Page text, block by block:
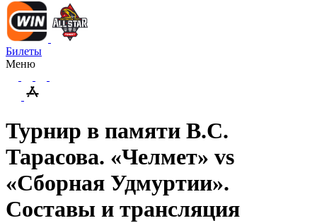
Билеты
Меню
Турнир в памяти В.С.
Тарасова. «Челмет» vs
«Сборная Удмуртии».
Составы и трансляция